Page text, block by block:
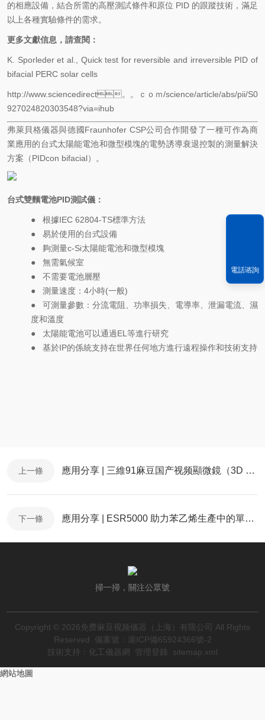
的相應設備，結合所需的高壓測試條件和原位 PID 的跟蹤技術，滿足
以上各種實驗條件的需求。
更多文獻信息，請查閱：
K. Sporleder et al., Quick test for reversible and irreversible PID of
bifacial PERC solar cells
http://www.sciencedirect。。ｃｏｍ/science/article/abs/pii/S0
927024820303548?via=ihub
弗萊貝格儀器與德國Fraunhofer CSP公司合作開發了一種可作為商
業應用的台式太陽能電池和微型模塊的電勢誘導衰退控製的測量解決
方案（PIDcon bifacial）。
台式雙麵電池PID測試儀：
● 根據IEC 62804-TS標準方法
● 易於使用的台式設備
● 夠測量c-Si太陽能電池和微型模塊
● 無需氣候室
● 不需要電池層壓
● 測量速度：4小時(一般)
● 可測量參數：分流電阻、功率損失、電導率、泄漏電流、濕
度和溫度
● 太陽能電池可以通過EL等進行研究
● 基於IP的係統支持在世界任何地方進行遠程操作和技術支持
上一條 應用分享 | 三維91麻豆国产视频顯微鏡（3D XRM/Micro CT）在食品科學研究中的應用
下一條 應用分享 | ESR5000 助力苯乙烯生產中的單體控製
掃一掃，關注公眾號
Copyright © 2026免费麻豆视频儀器（上海）有限公司 All Rights
Reserved 備案號：滬ICP備65924366號-2
技術支持： 化工儀器網 管理登錄 sitemap.xml
電話谘詢
網站地圖